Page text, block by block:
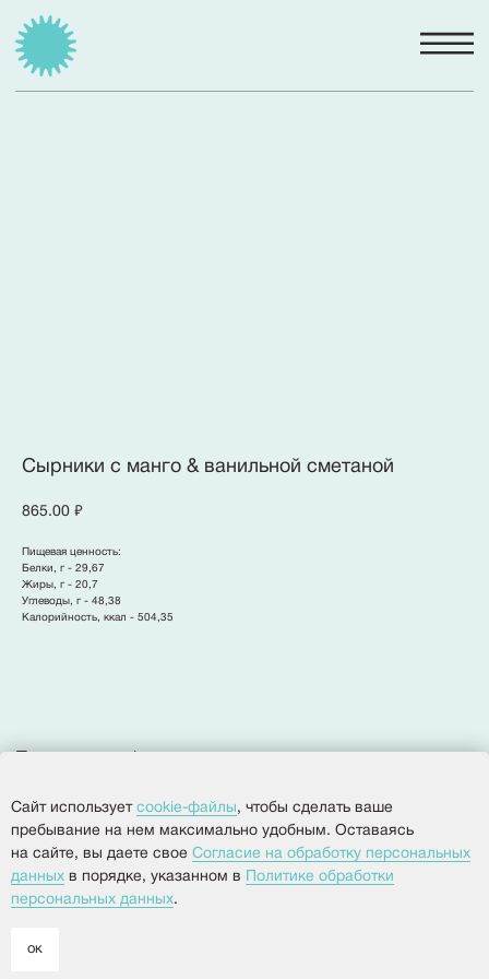
Сырники с манго & ванильной сметаной
865.00 ₽
Пищевая ценность:
Белки, г - 29,67
Жиры, г - 20,7
Углеводы, г - 48,38
Калорийность, ккал - 504,35
Согласие на обработку персональных данных
Разработка сайта
Сайт использует cookie-файлы, чтобы сделать ваше
пребывание на нем максимально удобным. Оставаясь
на сайте, вы даете свое Согласие на обработку персональных
данных в порядке, указанном в
Политике обработки
персональных данных.
ок